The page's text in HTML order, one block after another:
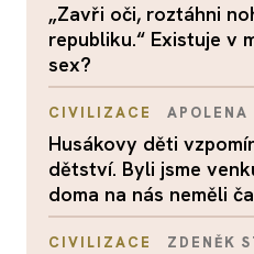
„Zavři oči, roztáhni
republiku.“ Existuje v
sex?
CIVILIZACE APOLENA
Husákovy děti
dětství. Byli jsme
doma na nás neměli
CIVILIZACE ZDENĚK